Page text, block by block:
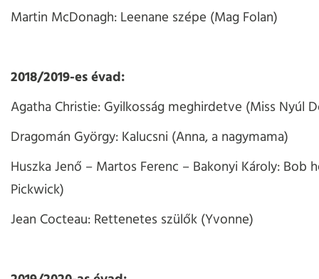
Martin McDonagh: Leenane szépe (Mag Folan)
2018/2019-es évad:
Agatha Christie: Gyilkosság meghirdetve (Miss Nyúl
Dragomán György: Kalucsni (Anna, a nagymama)
Huszka Jenő – Martos Ferenc – Bakonyi Károly: Bob
Pickwick)
Jean Cocteau: Rettenetes szülők (Yvonne)